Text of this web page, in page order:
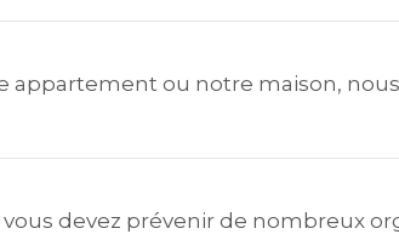
ou notre maison,
devez prévenir de nombreux